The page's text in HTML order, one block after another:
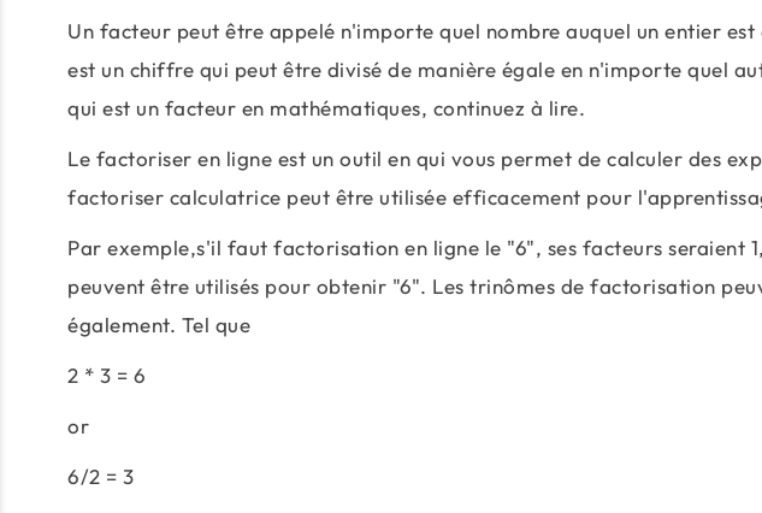
Un facteur peut être appelé n'importe quel nombre auquel un entier
est un chiffre qui peut être divisé de manière égale en n'importe quel
qui est un facteur en mathématiques, continuez à lire.
Le factoriser en ligne est un outil en qui vous permet de calculer des
factoriser calculatrice peut être utilisée efficacement pour
Par exemple,s'il faut factorisation en ligne le "6", ses facteurs seraient
peuvent être utilisés pour obtenir "6". Les trinômes de factorisation
également. Tel que
2 * 3 = 6
or
6/2 = 3